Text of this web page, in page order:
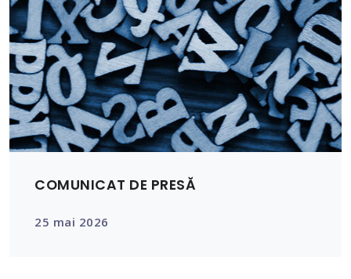
COMUNICAT DE PRESĂ
25 mai 2026